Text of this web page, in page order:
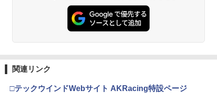
関連リンク
□テックウインドWebサイト AKRacing特設ページ